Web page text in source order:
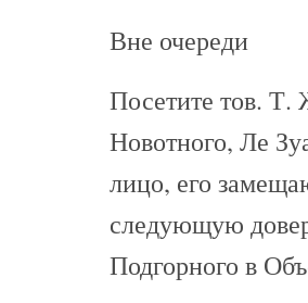
Вне очереди
Посетите тов.
Новотного, Ле
лицо, его
следующую
Подгорного в